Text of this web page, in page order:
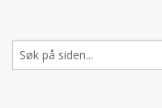
Søk
etter: